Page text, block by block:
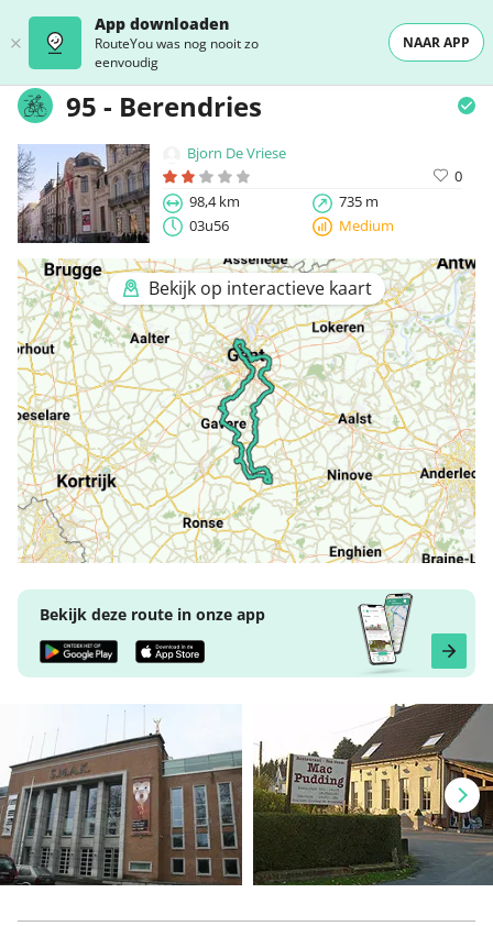
App downloaden
RouteYou was nog nooit zo
eenvoudig
NAAR APP
95 - Berendries
Bjorn De Vriese
0
98,4 km
735 m
03u56
Medium
Bekijk op interactieve kaart
Bekijk deze route in onze app